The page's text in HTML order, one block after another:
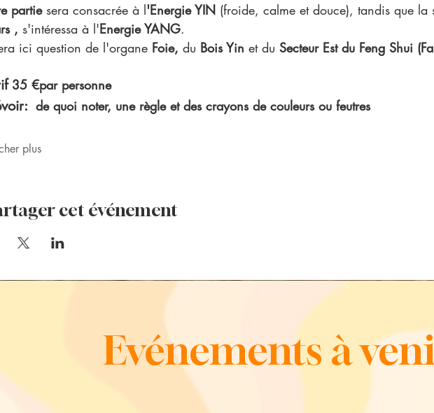
partie sera consacrée à l'Energie YIN (froide, calme et douce), tandis que
, s'intéressa à l'Energie YANG.
ici question de l'organe Foie, du Bois Yin et du Secteur Est du Feng Shui
35 €par personne
de quoi noter, une règle et des crayons de couleurs ou feutres
plus
cet événement
Evénements à